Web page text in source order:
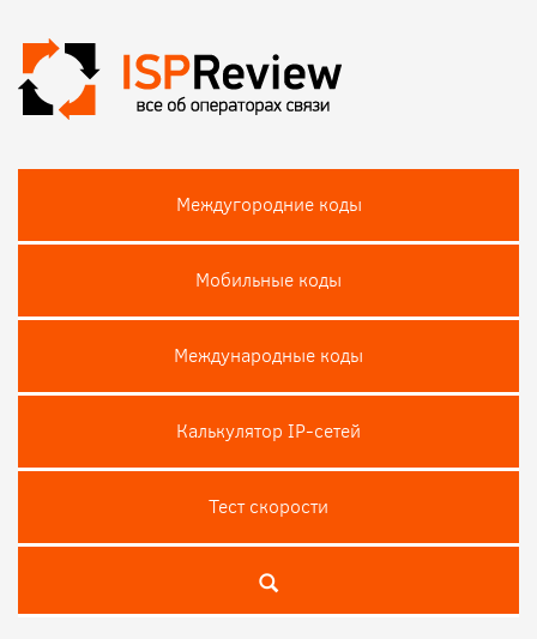
Междугородние коды
Мобильные коды
Международные коды
Калькулятор IP-сетей
Тест скороcти